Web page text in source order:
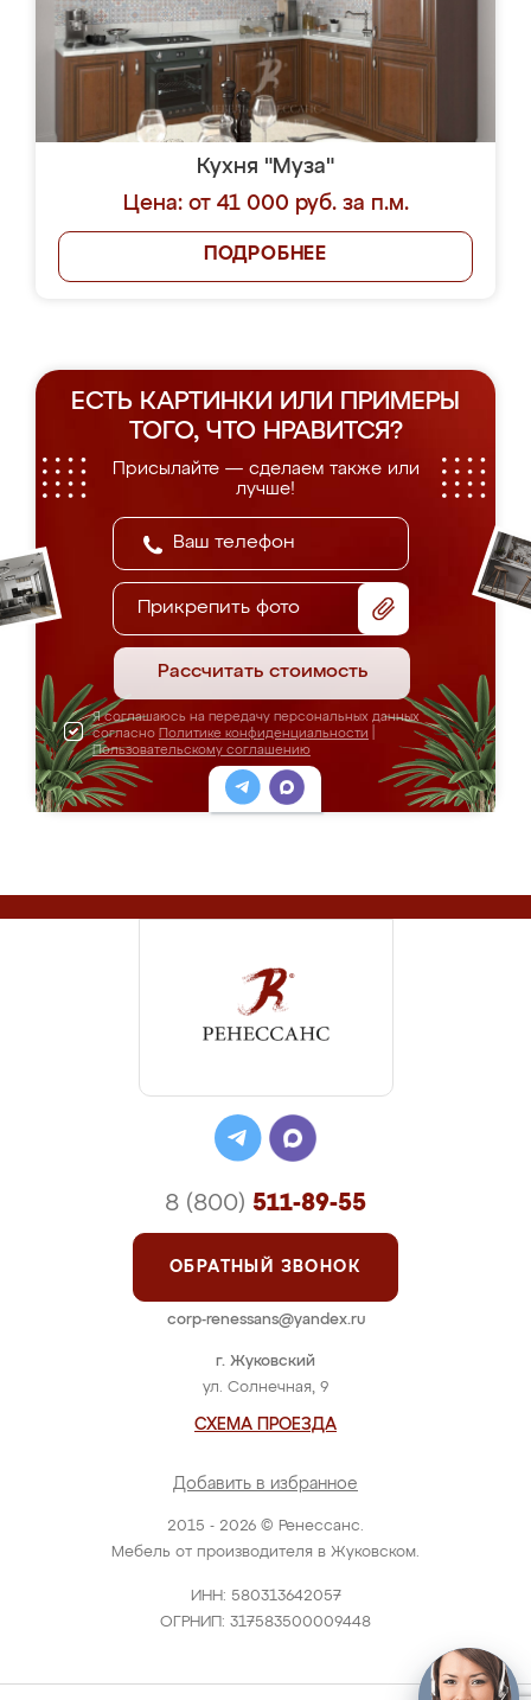
Кухня "Муза"
Цена: от 41 000 руб. за п.м.
ПОДРОБНЕЕ
ЕСТЬ КАРТИНКИ ИЛИ ПРИМЕРЫ
ТОГО, ЧТО НРАВИТСЯ?
Присылайте — сделаем также или
лучше!
Прикрепить фото
Рассчитать стоимость
Я соглашаюсь на передачу персональных данных
согласно Политике конфиденциальности
Пользовательскому соглашению
2015 - 2026 © Ренессанс.
Мебель от производителя в Жуковском.
ИНН: 580313642057
ОГРНИП: 317583500009448
г. Жуковский
ул. Солнечная, 9
СХЕМА ПРОЕЗДА
Добавить в избранное
8 (800) 511-89-55
ОБРАТНЫЙ ЗВОНОК
corp-renessans@yandex.ru